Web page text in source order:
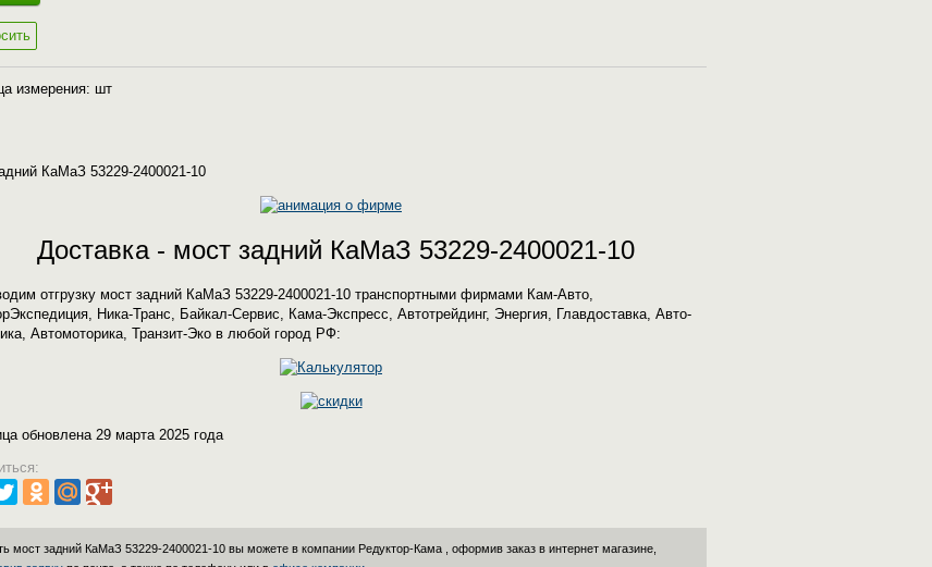
измерения: шт
КаМаЗ 53229-2400021-10
Доставка - мост задний КаМаЗ 53229-2400021-10
отгрузку мост задний КаМаЗ 53229-2400021-10 транспортными фирмами Кам-Авто,
Ника-Транс, Байкал-Сервис, Кама-Экспресс, Автотрейдинг, Энергия, Главдоставка, Авто-
Автомоторика, Транзит-Эко в любой город РФ:
обновлена 29 марта 2025 года
мост задний КаМаЗ 53229-2400021-10 вы можете в компании Редуктор-Кама , оформив заказ в интернет магазине,